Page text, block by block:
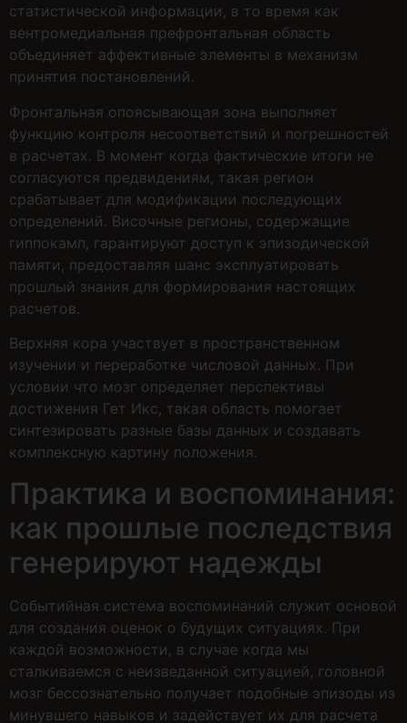
статистической информации, в то время как
вентромедиальная префронтальная область
объединяет аффективные элементы в механизм
принятия постановлений.
Фронтальная опоясывающая зона выполняет
функцию контроля несоответствий и погрешностей
в расчетах. В момент когда фактические итоги не
согласуются предвидениям, такая регион
срабатывает для модификации последующих
определений. Височные регионы, содержащие
гиппокамп, гарантируют доступ к эпизодической
памяти, предоставляя шанс эксплуатировать
прошлый знания для формирования настоящих
расчетов.
Верхняя кора участвует в пространственном
изучении и переработке числовой данных. При
условии что мозг определяет перспективы
достижения Гет Икс, такая область помогает
синтезировать разные базы данных и создавать
комплексную картину положения.
Практика и воспоминания:
как прошлые последствия
генерируют надежды
Событийная система воспоминаний служит основой
для создания оценок о будущих ситуациях. При
каждой возможности, в случае когда мы
сталкиваемся с неизведанной ситуацией, головной
мозг бессознательно получает подобные эпизоды из
минувшего навыков и задействует их для расчета